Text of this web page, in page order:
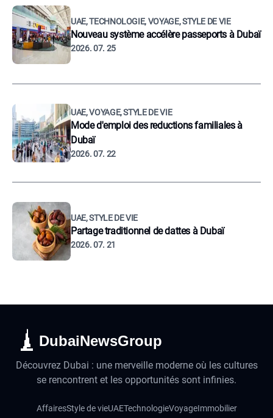
UAE, TECHNOLOGIE, VOYAGE, STYLE DE VIE
Nouveau système accélère passeports à Dubaï
2026. 07. 25
UAE, VOYAGE, STYLE DE VIE
Mode d'emploi des reductions familiales à
Dubaï
2026. 07. 22
UAE, STYLE DE VIE
Partage traditionnel de dattes à Dubaï
2026. 07. 21
DubaiNewsGroup
Découvrez Dubai : une merveille moderne où les cultures
se rencontrent et les opportunités sont infinies.
AffairesStyle de vieUAETechnologieVoyageImmobilier